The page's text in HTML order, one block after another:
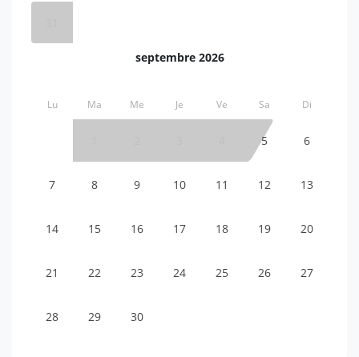
septembre 2026
Lu Ma Me Je Ve Sa Di
5 6
7 8 9 10 11 12 13
14 15 16 17 18 19 20
21 22 23 24 25 26 27
28 29 30